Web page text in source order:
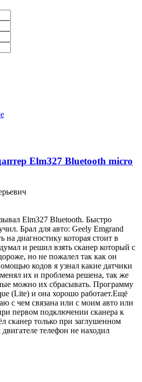
Elm327 Bluetooth micro
Elm327 Bluetooth. Быстро
Брал для авто: Geely Emgrand
на диагностику которая стоит в
и решил взять сканер который с
но не пожалел так как он
кодов я узнал какие датчики
их и проблема решена, так же
можно их сбрасывать. Программу
(Lite) и она хорошо работает.Ещё
с чем связана или с моим авто или
первом подключении сканера к
сканер только при заглушенном
телефон не находил